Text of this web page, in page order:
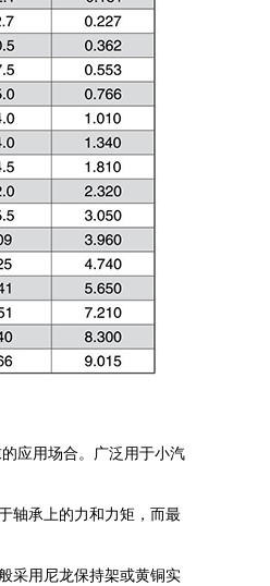
应用场合。广泛用于小汽
轴承上的力和力矩，而最
采用尼龙保持架或黄铜实